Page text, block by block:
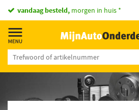
vandaag besteld, morgen in huis *